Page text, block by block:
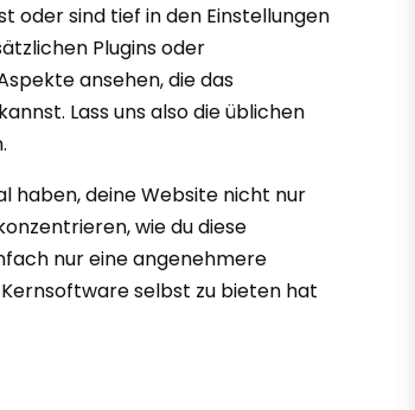
oder sind tief in den Einstellungen
Plugins oder
ansehen, die das
Lass uns also die üblichen
haben, deine Website nicht nur
wie du diese
nur eine angenehmere
selbst zu bieten hat